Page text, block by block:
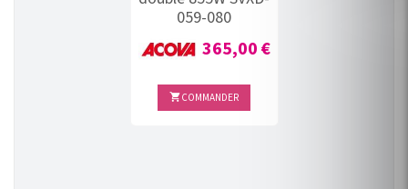
059-080
Prix
365,00 €
COMMANDER